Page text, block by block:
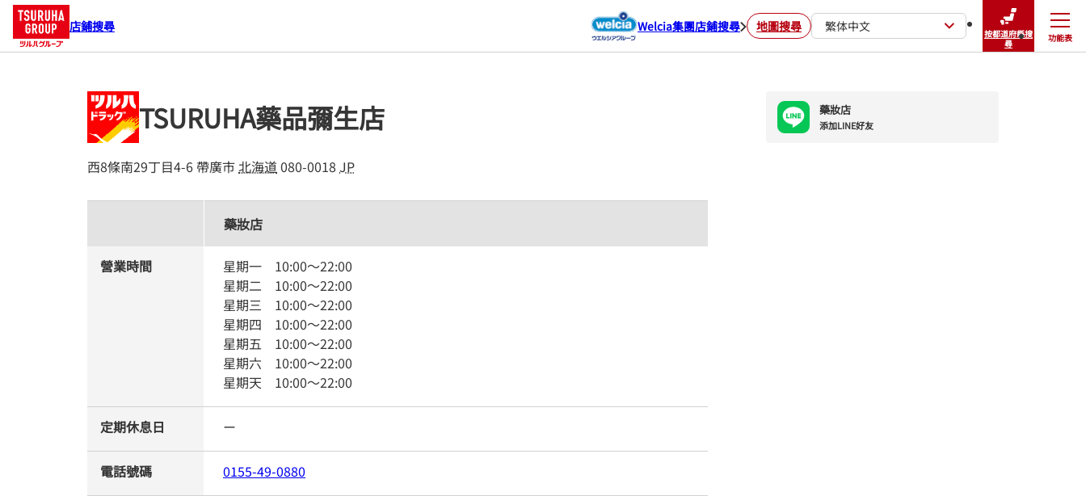
店鋪搜尋 Welcia集團店鋪搜尋 地圖搜尋 繁体中文
按都道府縣搜
尋
功能表
關閉
TSURUHA藥品彌生店
西8條南29丁目4-6 帶廣市北海道 080-0018 JP
藥妝店
添加LINE好友
藥妝店
營業時間 星期一 10:00～22:00
星期二 10:00～22:00
星期三 10:00～22:00
星期四 10:00～22:00
星期五 10:00～22:00
星期六 10:00～22:00
星期天 10:00～22:00
定期休息日 ー
電話號碼 0155-49-0880